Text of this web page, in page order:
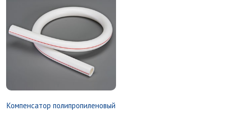
Компенсатор полипропиленовый